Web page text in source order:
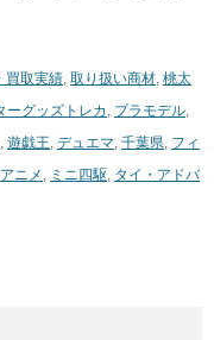
買取実績, 取り扱い商材, 桃太
ーグッズ トレカ , プラモデル,
, 遊戯王, デュエマ, 千葉県, フィ
アニメ , ミニ四駆, ​タイ・アドバ